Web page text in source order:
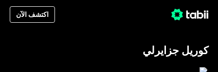
اكتشف الآن
كوريل جزايرلي